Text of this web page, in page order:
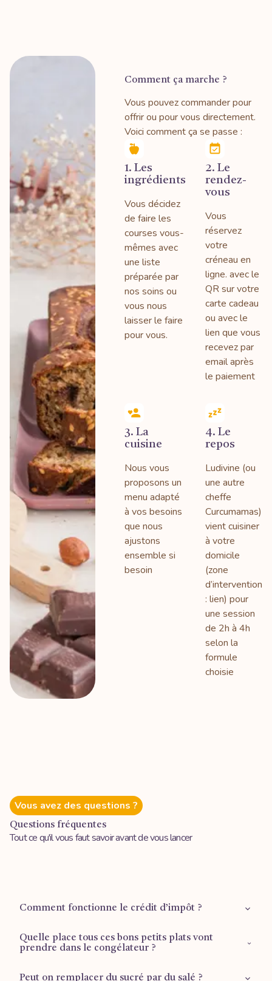
Comment ça marche ?
Vous pouvez commander pour
offrir ou pour vous directement.
Voici comment ça se passe :
1. Les
ingrédients
Vous décidez
de faire les
courses vous-
mêmes avec
une liste
préparée par
nos soins ou
vous nous
laisser le faire
pour vous.
2. Le
rendez-
vous
Vous
réservez
votre
créneau en
ligne. avec le
QR sur votre
carte cadeau
ou avec le
lien que vous
recevez par
email après
le paiement
3. La
cuisine
Nous vous
proposons un
menu adapté
à vos besoins
que nous
ajustons
ensemble si
besoin
4. Le
repos
Ludivine (ou
une autre
cheffe
Curcumamas)
vient cuisiner
à votre
domicile
(zone
d’intervention
: lien) pour
une session
de 2h à 4h
selon la
formule
choisie
Vous avez des questions ?
Questions fréquentes
Tout ce qu'il vous faut savoir avant de vous lancer
Comment fonctionne le crédit d’impôt ?
Retrouvez plus d'informations sur lapage dédiée
Quelle place tous ces bons petits plats vont
prendre dans le congélateur ?
Peut on remplacer du sucré par du salé ?